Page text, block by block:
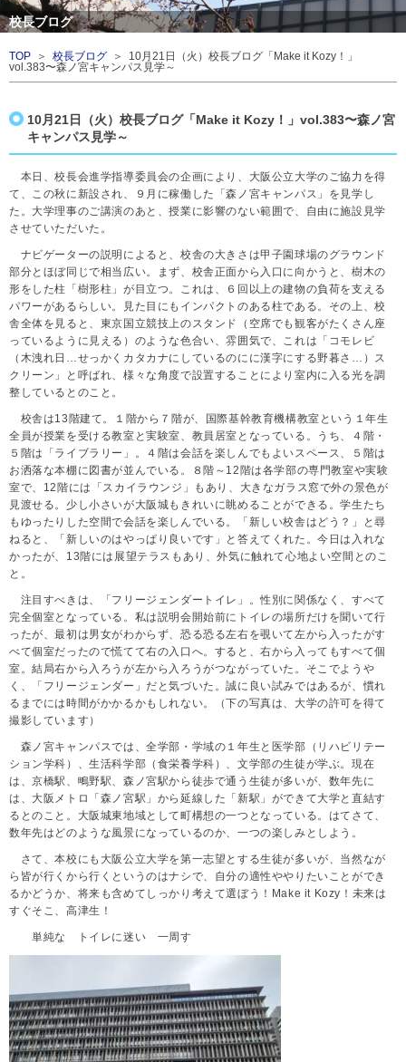
校長ブログ
TOP ＞ 校長ブログ ＞ 10月21日（火）校長ブログ「Make it Kozy！」
vol.383〜森ノ宮キャンパス見学～
10月21日（火）校長ブログ「Make it Kozy！」vol.383〜森ノ宮
キャンパス見学～
本日、校長会進学指導委員会の企画により、大阪公立大学のご協力を得
て、この秋に新設され、９月に稼働した「森ノ宮キャンパス」を見学し
た。大学理事のご講演のあと、授業に影響のない範囲で、自由に施設見学
させていただいた。
ナビゲーターの説明によると、校舎の大きさは甲子園球場のグラウンド
部分とほぼ同じで相当広い。まず、校舎正面から入口に向かうと、樹木の
形をした柱「樹形柱」が目立つ。これは、６回以上の建物の負荷を支える
パワーがあるらしい。見た目にもインパクトのある柱である。その上、校
舎全体を見ると、東京国立競技上のスタンド（空席でも観客がたくさん座
っているように見える）のような色合い、雰囲気で、これは「コモレビ
（木洩れ日…せっかくカタカナにしているのにに漢字にする野暮さ…）ス
クリーン」と呼ばれ、様々な角度で設置することにより室内に入る光を調
整しているとのこと。
校舎は13階建て。１階から７階が、国際基幹教育機構教室という１年生
全員が授業を受ける教室と実験室、教員居室となっている。うち、４階・
５階は「ライブラリー」。４階は会話を楽しんでもよいスペース、５階は
お洒落な本棚に図書が並んでいる。８階～12階は各学部の専門教室や実験
室で、12階には「スカイラウンジ」もあり、大きなガラス窓で外の景色が
見渡せる。少し小さいが大阪城もきれいに眺めることができる。学生たち
もゆったりした空間で会話を楽しんでいる。「新しい校舎はどう？」と尋
ねると、「新しいのはやっぱり良いです」と答えてくれた。今日は入れな
かったが、13階には展望テラスもあり、外気に触れて心地よい空間とのこ
と。
注目すべきは、「フリージェンダートイレ」。性別に関係なく、すべて
完全個室となっている。私は説明会開始前にトイレの場所だけを聞いて行
ったが、最初は男女がわからず、恐る恐る左右を覗いて左から入ったがす
べて個室だったので慌てて右の入口へ。すると、右から入ってもすべて個
室。結局右から入ろうが左から入ろうがつながっていた。そこでようや
く、「フリージェンダー」だと気づいた。誠に良い試みではあるが、慣れ
るまでには時間がかかるかもしれない。
（下の写真は、大学の許可を得て
撮影しています）
森ノ宮キャンパスでは、全学部・学域の１年生と医学部（リハビリテー
ション学科）、生活科学部（食栄養学科）、文学部の生徒が学ぶ。現在
は、京橋駅、鴫野駅、森ノ宮駅から徒歩で通う生徒が多いが、数年先に
は、大阪メトロ「森ノ宮駅」から延線した「新駅」ができて大学と直結す
るとのこと。大阪城東地域として町構想の一つとなっている。はてさて、
数年先はどのような風景になっているのか、一つの楽しみとしよう。
さて、本校にも大阪公立大学を第一志望とする生徒が多いが、当然なが
ら皆が行くから行くというのはナシで、自分の適性ややりたいことができ
るかどうか、将来も含めてしっかり考えて選ぼう！Make it Kozy！未来は
すぐそこ、高津生！
単純な トイレに迷い 一周す